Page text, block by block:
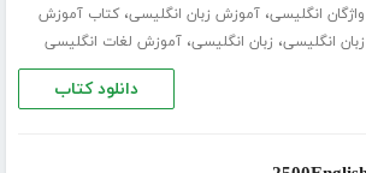
واژگان انگلیسی،آموزش زبان انگلیسی،کتاب آموزش
زبان انگلیسی، زبان انگلیسی،آموزش لغات انگلیسی
دانلود کتاب